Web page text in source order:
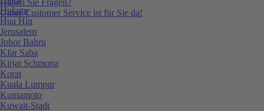
Haben Sie Fragen?
Unser Customer Service ist für Sie da!
Hokuto
Hua Hin
Jerusalem
Johor Bahru
Kfar Saba
Kirjat Schmona
Korat
Kuala Lumpur
Kumamoto
Kuwait-Stadt